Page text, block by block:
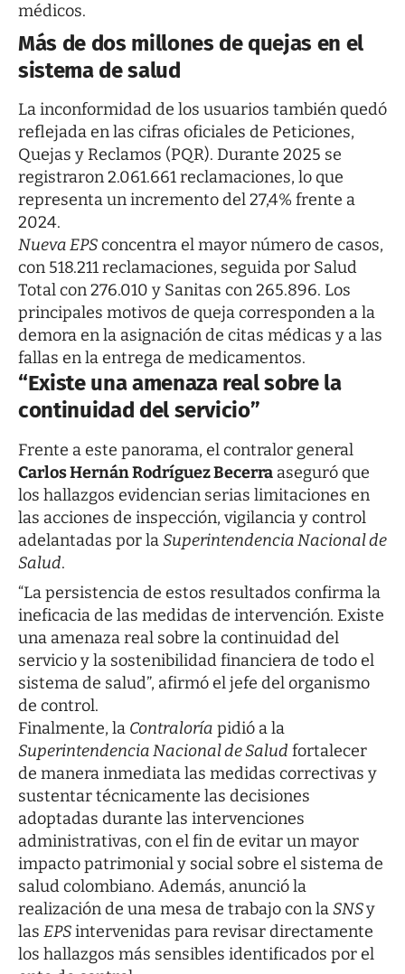
médicos.
Más de dos millones de quejas en el
sistema de salud
La inconformidad de los usuarios también quedó
reflejada en las cifras oficiales de Peticiones,
Quejas y Reclamos (PQR). Durante 2025 se
registraron 2.061.661 reclamaciones, lo que
representa un incremento del 27,4% frente a
2024.
Nueva EPSconcentra el mayor número de casos,
con 518.211 reclamaciones, seguida por Salud
Total con 276.010 y Sanitas con 265.896. Los
principales motivos de queja corresponden a la
demora en la asignación de citas médicas y a las
fallas en la entrega de medicamentos.
“Existe una amenaza real sobre la
continuidad del servicio”
Frente a este panorama, el contralor general
Carlos Hernán Rodríguez Becerra aseguró que
los hallazgos evidencian serias limitaciones en
las acciones de inspección, vigilancia y control
adelantadas por laSuperintendencia Nacional de
Salud.
“La persistencia de estos resultados confirma la
ineficacia de las medidas de intervención. Existe
una amenaza real sobre la continuidad del
servicio y la sostenibilidad financiera de todo el
sistema de salud”, afirmó el jefe del organismo
de control.
Finalmente, la Contraloría pidió a la
Superintendencia Nacional de Salud fortalecer
de manera inmediata las medidas correctivas y
sustentar técnicamente las decisiones
adoptadas durante las intervenciones
administrativas, con el fin de evitar un mayor
impacto patrimonial y social sobre el sistema de
salud colombiano. Además, anunció la
realización de una mesa de trabajo con laSNSy
las EPSintervenidas para revisar directamente
los hallazgos más sensibles identificados por el